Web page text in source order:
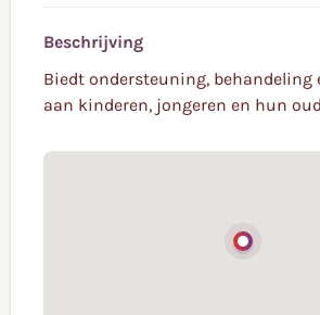
Beschrijving
Biedt ondersteuning, behandeling
aan kinderen, jongeren en hun